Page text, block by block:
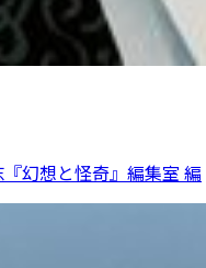
幻想と怪奇』編集室 編